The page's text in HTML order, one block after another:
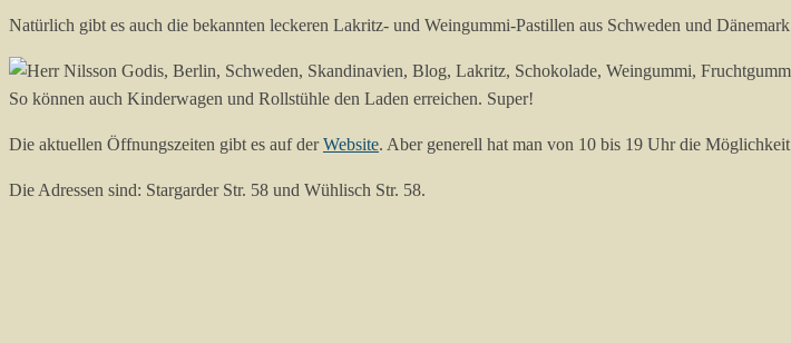
Natürlich gibt es auch die bekannten leckeren Lakritz- und Weingummi-Pastillen aus Schweden und
So können auch Kinderwagen und Rollstühle den Laden erreichen. Super!
Die aktuellen Öffnungszeiten gibt es auf derWebsite. Aber generell hat man von 10 bis 19 Uhr die
Die Adressen sind: Stargarder Str. 58 und Wühlisch Str. 58.